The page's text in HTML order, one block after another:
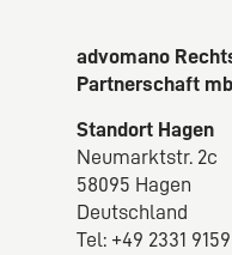
advomano
Partnerschaft
Standort Hagen
Neumarktstr. 2c
58095 Hagen
Deutschland
Tel: +49 2331